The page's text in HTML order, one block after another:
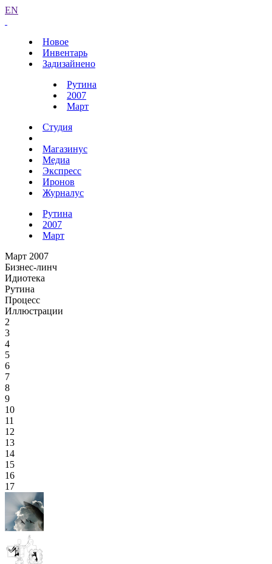
EN
Новое
Инвентарь
Задизайнено
Рутина
2007
Март
Студия
Магазинус
Медиа
Экспресс
Иронов
Журналус
Рутина
2007
Март
Март 2007
Бизнес-линч
Идиотека
Рутина
Процесс
Иллюстрации
2
3
4
5
6
7
8
9
10
11
12
13
14
15
16
17